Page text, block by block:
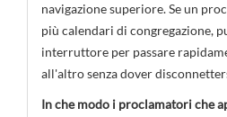
navigazione superiore. Se un
più calendari di congregazione,
interruttore per passare
all'altro senza dover
In che modo i proclamatori che